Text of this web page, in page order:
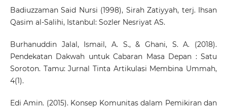
Badiuzzaman Said Nursi (1998), Sirah Zatiyyah, terj. Ihsan
Qasim al-Salihi, Istanbul: Sozler Nesriyat AS.
Burhanuddin Jalal, Ismail, A. S., & Ghani, S. A. (2018).
Pendekatan Dakwah untuk Cabaran Masa Depan : Satu
Soroton. Tamu: Jurnal Tinta Artikulasi Membina Ummah,
4(1).
Edi Amin. (2015). Konsep Komunitas dalam Pemikiran dan